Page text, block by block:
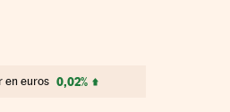
en euros 0,02%